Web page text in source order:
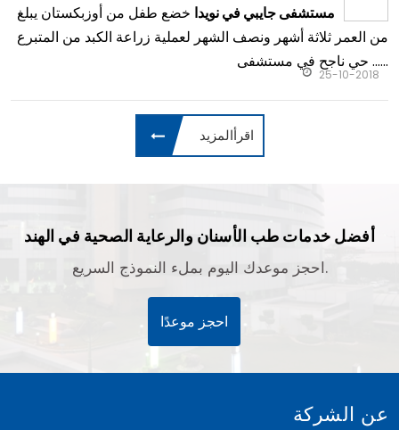
مستشفى جايبي في نويدا خضع طفل من أوزبكستان يبلغ
من العمر ثلاثة أشهر ونصف الشهر لعملية زراعة الكبد من المتبرع
حي ناجح في مستشفى ......
25-10-2018
اقرأالمزيد
أفضل خدمات طب الأسنان والرعاية الصحية في الهند
احجز موعدك اليوم بملء النموذج السريع.
احجز موعدًا
عن الشركة